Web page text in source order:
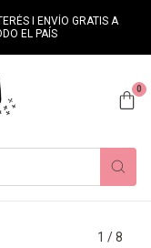
I ENVÍO GRATIS A
EL PAÍS
0
1 /8